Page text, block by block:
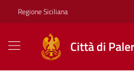
Vai ai contenuti
Vai al footer
Regione Siciliana
Città di